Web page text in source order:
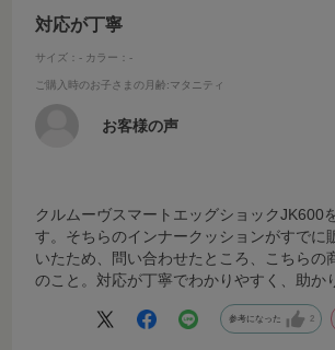
対応が丁寧
サイズ：- カラー：-
ご購入時のお子さまの月齢:マタニティ
お客様の声
クルムーヴスマートエッグショックJK600
す。そちらのインナークッションがすでに
いたため、問い合わせたところ、こちらの
のこと。対応が丁寧でわかりやすく、助か
参考になった 2